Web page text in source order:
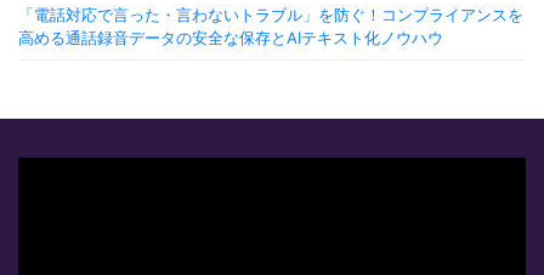
「電話対応で言った・言わないトラブル」を防ぐ！コンプライアンスを
高める通話録音データの安全な保存とAIテキスト化ノウハウ